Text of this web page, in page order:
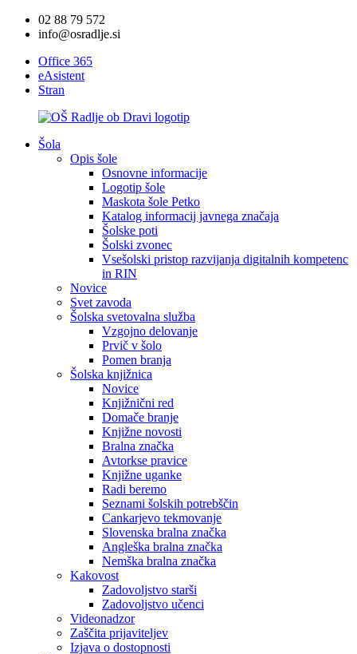
02 88 79 572
info@osradlje.si
Office 365
eAsistent
Stran
Šola
Opis šole
Osnovne informacije
Logotip šole
Maskota šole Petko
Katalog informacij javnega značaja
Šolske poti
Šolski zvonec
Vsešolski pristop razvijanja digitalnih kompetenc
in RIN
Novice
Svet zavoda
Šolska svetovalna služba
Vzgojno delovanje
Prvič v šolo
Pomen branja
Šolska knjižnica
Novice
Knjižnični red
Domače branje
Knjižne novosti
Bralna značka
Avtorkse pravice
Knjižne uganke
Radi beremo
Seznami šolskih potrebščin
Cankarjevo tekmovanje
Slovenska bralna značka
Angleška bralna značka
Nemška bralna značka
Kakovost
Zadovoljstvo starši
Zadovoljstvo učenci
Videonadzor
Zaščita prijaviteljev
Izjava o dostopnosti